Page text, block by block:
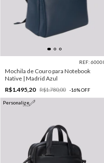
REF: 6000I
Mochila de Couro para Notebook
Native | Madrid Azul
R$1.495,20
R$1.780,00 -16%OFF
Personalize